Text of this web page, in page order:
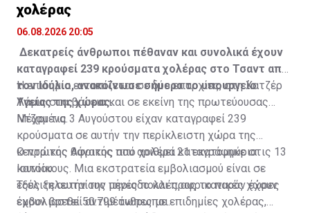
χολέρας
06.08.2026 20:05
Δεκατρείς άνθρωποι πέθαναν και συνολικά έχουν
καταγραφεί 239 κρούσματα χολέρας στο Τσαντ από
τον Ιούλιο, ανακοίνωσε σήμερα το υπουργείο
Υγείας της χώρας.
Η επιδημία εντοπίζεται σε δύο επαρχίες, στη Χατζέρ
Λάμις στα βόρεια και σε εκείνη της πρωτεύουσας
Ντζαμένα.
Μέχρι τις 3 Αυγούστου είχαν καταγραφεί 239
κρούσματα σε αυτήν την περίκλειστη χώρα της
κεντρικής Αφρικής που αριθμεί 21 εκατομμύρια
κατοίκους. Μια εκστρατεία εμβολιασμού είναι σε
εξέλιξη αυτήν την περίοδο και προς το παρόν έχουν
εμβολιαστεί 50.799 άνθρωποι.
Ο πρώτος θάνατος από χολέρα καταγράφηκε στις 13
Ιουνίου.
Τους τελευταίους μήνες πολλές αφρικανικές χώρες
έχουν βρεθεί αντιμέτωπες με επιδημίες χολέρας,